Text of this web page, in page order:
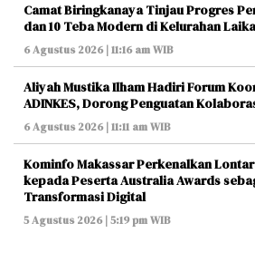
Camat Biringkanaya Tinjau Progres
dan 10 Teba Modern di Kelurahan
6 Agustus 2026 | 11:16 am WIB
Aliyah Mustika Ilham Hadiri Forum
ADINKES, Dorong Penguatan
6 Agustus 2026 | 11:11 am WIB
Kominfo Makassar Perkenalkan
kepada Peserta Australia Awards
Transformasi Digital
5 Agustus 2026 | 5:19 pm WIB